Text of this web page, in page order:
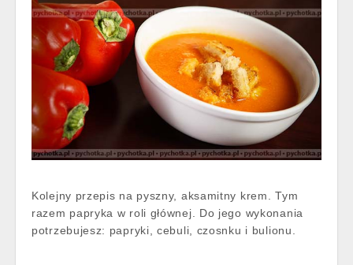
Kolejny przepis na pyszny, aksamitny krem. Tym
razem papryka w roli głównej. Do jego wykonania
potrzebujesz: papryki, cebuli, czosnku i bulionu.